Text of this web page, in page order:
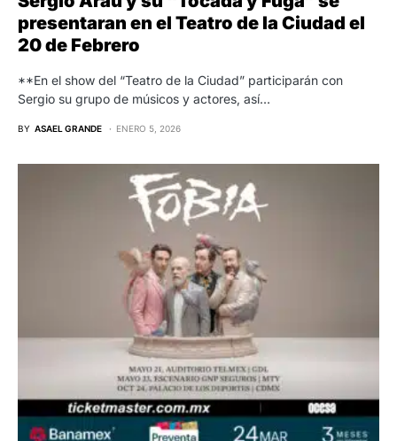
presentaran en el Teatro de la Ciudad el
20 de Febrero
**En el show del “Teatro de la Ciudad” participarán con
Sergio su grupo de músicos y actores, así…
BY ASAEL GRANDE ENERO 5, 2026